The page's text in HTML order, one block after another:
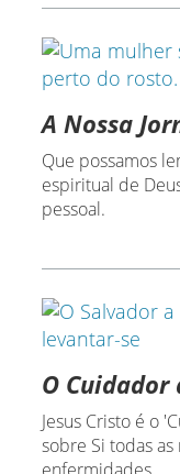
A Nossa
Que possamos
espiritual de
pessoal.
O Cuidador
Jesus Cristo é o
sobre Si todas as